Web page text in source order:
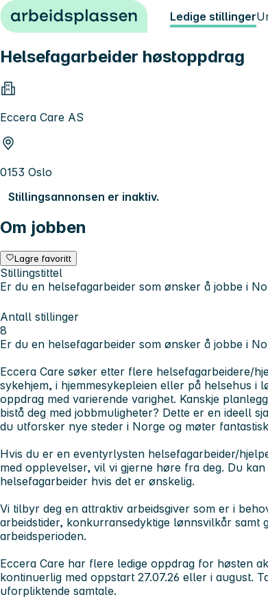
Hopp til innhold Ledige stillinger
Helsefagarbeider høstoppdrag
Eccera Care AS
0153 Oslo
Stillingsannonsen er inaktiv.
Om jobben
Lagre favoritt
Stillingstittel
Er du en helsefagarbeider som ønsker å jobbe i
Antall stillinger
8
Er du en helsefagarbeider som ønsker å jobbe i
Eccera Care søker etter flere helsefagarbeidere/
sykehjem, i hjemmesykepleien eller på helsehus i
oppdrag med varierende varighet. Kanskje
bistå deg med jobbmuligheter? Dette er en ideell
du utforsker nye steder i Norge og møter
Hvis du er en eventyrlysten helsefagarbeider/
med opplevelser, vil vi gjerne høre fra deg. Du
helsefagarbeider hvis det er ønskelig.
Vi tilbyr deg en attraktiv arbeidsgiver som er i
arbeidstider, konkurransedyktige lønnsvilkår samt
arbeidsperioden.
Eccera Care har flere ledige oppdrag for høsten
kontinuerlig med oppstart 27.07.26 eller i august.
uforpliktende samtale.